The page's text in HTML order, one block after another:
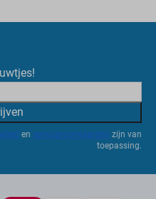
en servicevoorwaarden zijn van
toepassing.